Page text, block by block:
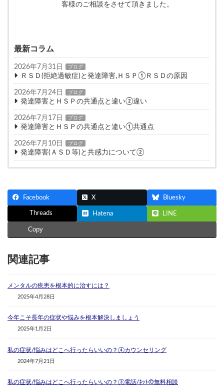
客様のご相談をさせて頂きました。
最新コラム
2026年7月31日 ブログ
ＲＳＤ(拒絶過敏症)と発達障害,ＨＳＰ①ＲＳＤの原因
2026年7月24日 ブログ
発達障害とＨＳＰの共通点と違い②違い
2026年7月17日 ブログ
発達障害とＨＳＰの共通点と違い①共通点
2026年7月10日 ブログ
発達障害(ＡＳＤ等)と共感力について②
Facebook X Bluesky
Threads Hatena LINE
Copy
関連記事
メンタルの疾患を根本的に治すには？
2025年4月28日
今年こそ長年の症状や悩みを根本解決しましょう
2025年1月2日
私の症状/悩みはどこへ行ったらいいの？④カウンセリング
2024年7月21日
私の症状/悩みはどこへ行ったらいいの？③電話/ﾈｯﾄの無料相談